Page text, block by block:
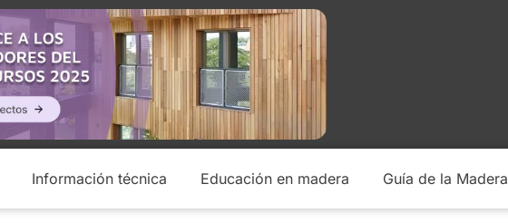
Información técnica Educación en madera Guía de la Madera